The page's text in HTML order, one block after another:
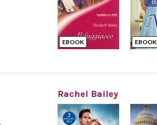
EBOOK EBOOK
Rachel Bailey